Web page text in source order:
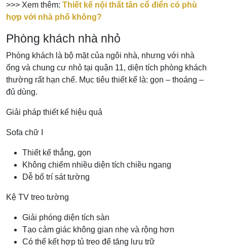
>>> Xem thêm: Thiết kế nội thất tân cổ điển có phù
hợp với nhà phố không?
Phòng khách nhà nhỏ
Phòng khách là bộ mặt của ngôi nhà, nhưng với nhà
ống và chung cư nhỏ tại quận 11, diện tích phòng khách
thường rất hạn chế. Mục tiêu thiết kế là: gọn – thoáng –
đủ dùng.
Giải pháp thiết kế hiệu quả
Sofa chữ I
Thiết kế thẳng, gọn
Không chiếm nhiều diện tích chiều ngang
Dễ bố trí sát tường
Kệ TV treo tường
Giải phóng diện tích sàn
Tạo cảm giác không gian nhẹ và rộng hơn
Có thể kết hợp tủ treo để tăng lưu trữ